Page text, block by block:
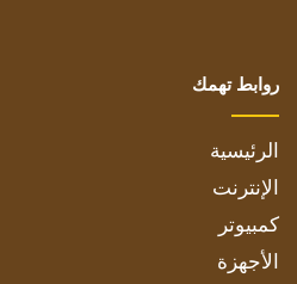
روابط تهمك
الرئيسية
الإنترنت
كمبيوتر
الأجهزة